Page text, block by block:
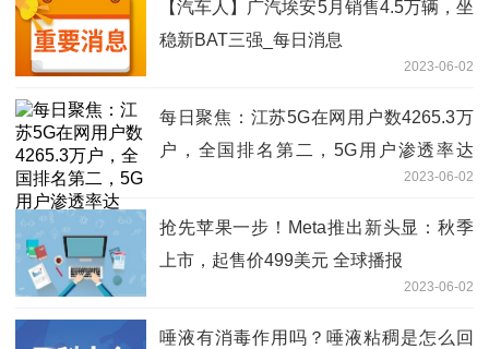
【汽车人】广汽埃安5月销售4.5万辆，坐
稳新BAT三强_每日消息
2023-06-02
每日聚焦：江苏5G在网用户数4265.3万
户，全国排名第二，5G用户渗透率达
2023-06-02
抢先苹果一步！Meta推出新头显：秋季
上市，起售价499美元 全球播报
2023-06-02
唾液有消毒作用吗？唾液粘稠是怎么回